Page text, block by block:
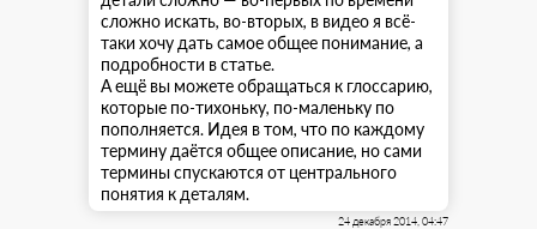
сложно искать, во-вторых, в видео я всё-
таки хочу дать самое общее понимание, а
подробности в статье.
А ещё вы можете обращаться к глоссарию,
которые по-тихоньку, по-маленьку по
пополняется. Идея в том, что по каждому
термину даётся общее описание, но сами
термины спускаются от центрального
понятия к деталям.
24 декабря 2014, 04:47